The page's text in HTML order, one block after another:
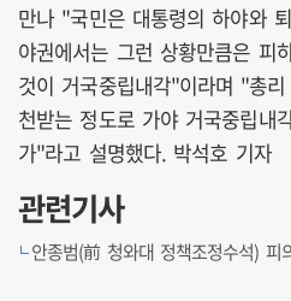
만나 "국민은 대통령의 하야와
야권에서는 그런 상황만큼은 피
것이 거국중립내각"이라며 "총
천받는 정도로 가야 거국중립내
가"라고 설명했다. 박석호 기자
관련기사
안종범(前 청와대 정책조정수석) 피